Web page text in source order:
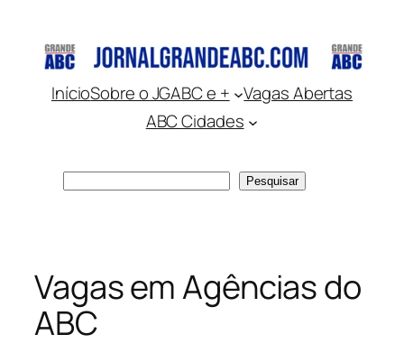
conteúdo
InícioSobre o JGABC e +
Vagas Abertas
ABC Cidades
Pesquisar
Vagas em Agências do
ABC